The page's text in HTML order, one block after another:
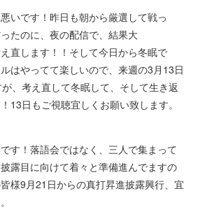
いです！昨日も朝から厳選して戦っ
たのに、夜の配信で、結果大
直します！！そして今日から冬眠で
はやってて楽しいので、来週の3月13日
、考え直して冬眠して、そして生き返
13日もご視聴宜しくお願い致します。
す！落語会ではなく、三人で集まって
露目に向けて着々と準備進んでますの
様9月21日からの真打昇進披露興行、宜